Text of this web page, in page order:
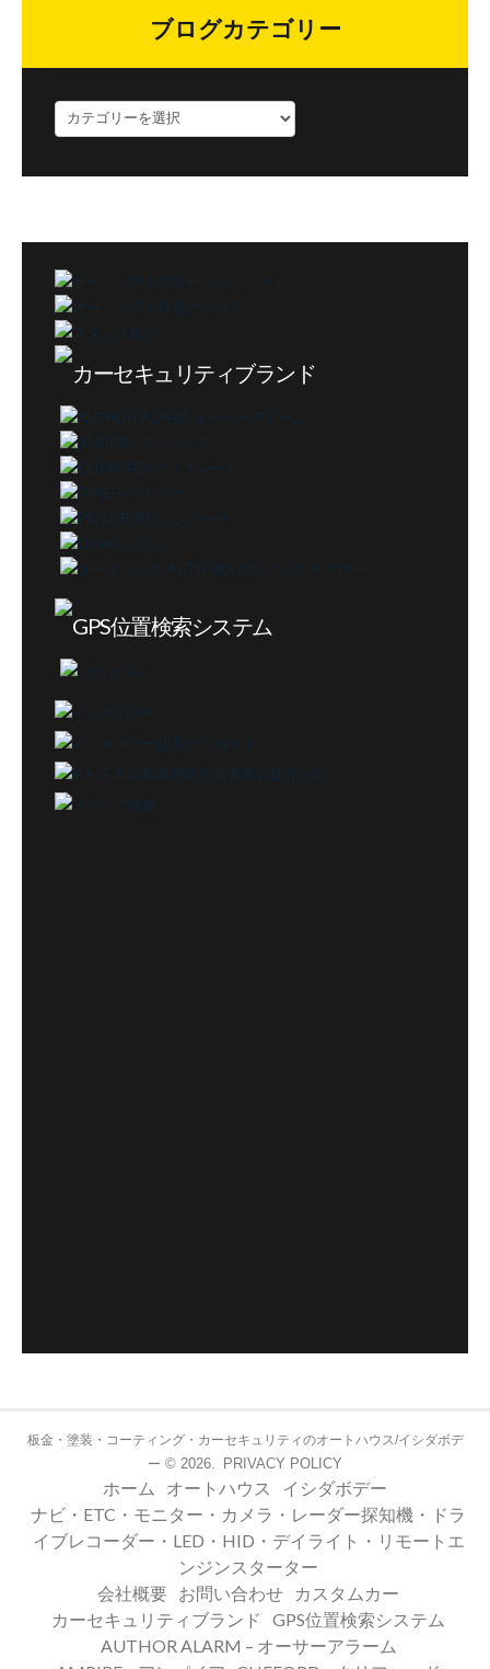
ブログカテゴリー
ロ
ー
板金・塗装・コーティング・カーセキュリティのオートハウス/イシダボデ
ー © 2026. PRIVACY POLICY
ホーム オートハウス
イシダボデー
ナビ・ETC・モニター・カメラ・レーダー探知機・ドラ
イブレコーダー・LED・HID・デイライト・リモートエ
ンジンスターター
会社概要 お問い合わせ
カスタムカー
カーセキュリティブランド
GPS位置検索システム
AUTHOR ALARM – オーサーアラーム